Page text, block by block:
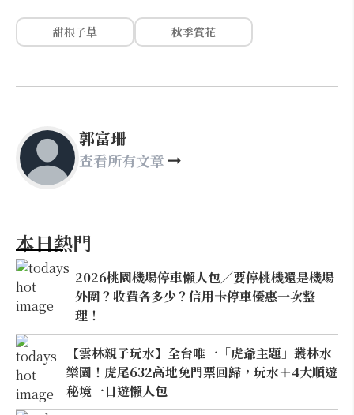
甜根子草 秋季賞花
郭富珊
查看所有文章
本日熱門
2026桃園機場停車懶人包／要停桃機還是機場
外圍？收費各多少？信用卡停車優惠一次整
理！
【雲林親子玩水】全台唯一「虎爺主題」叢林水
樂園！虎尾632高地免門票回歸，玩水＋4大順遊
秘境一日遊懶人包